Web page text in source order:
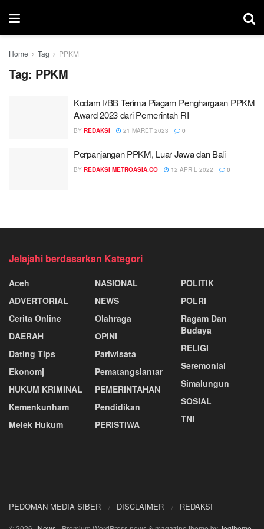
Home Tag PPKM
Tag: PPKM
Kodam I/BB Terima Piagam Penghargaan PPKM
Award 2023 dari Pemerintah RI
BY REDAKSI 21 MARET 2023 0
Perpanjangan PPKM, Luar Jawa dan Bali
BY REDAKSI METROASIA.CO 12 APRIL 2022 0
Jelajahi berdasarkan Kategori
Aceh
ADVERTORIAL
Cerita Online
DAERAH
Dating Tips
Ekonomj
HUKUM KRIMINAL
Kemenkunham
Melek Hukum
NASIONAL
NEWS
Olahraga
OPINI
Pariwisata
Pematangsiantar
PEMERINTAHAN
Pendidikan
PERISTIWA
POLITIK
POLRI
Ragam Dan
Budaya
RELIGI
Seremonial
Simalungun
SOSIAL
TNI
PEDOMAN MEDIA SIBER DISCLAIMER REDAKSI